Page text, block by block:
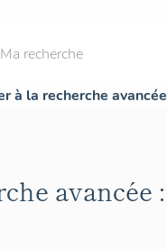
à la recherche avancée
avancée :